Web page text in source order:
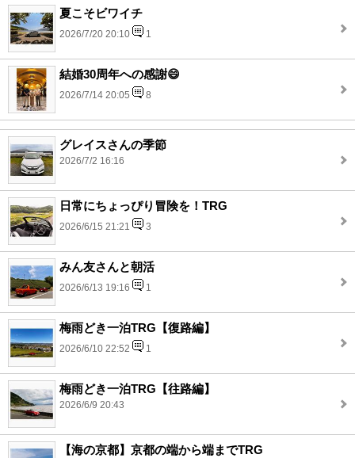
夏こそビワイチ
2026/7/20 20:10 1
結婚30周年への感謝😄
2026/7/14 20:05 8
グレイスさんの季節
2026/7/2 16:16
日常にちょっぴり冒険を！TRG
2026/6/15 21:21 3
みん友さんと朝活
2026/6/13 19:16 1
梅雨どき一泊TRG【復路編】
2026/6/10 22:52 1
梅雨どき一泊TRG【往路編】
2026/6/9 20:43
【海の京都】京都の端から端までTRG